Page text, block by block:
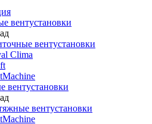
вентустановки
вентустановки
Clima
вентустановки
вентустановки